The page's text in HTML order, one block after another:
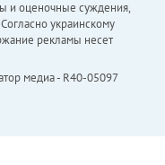
и оценочные суждения,
украинскому
рекламы несет
медиа - R40-05097